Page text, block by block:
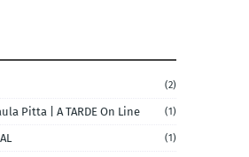
(2)
Pitta | A TARDE On Line (1)
(1)